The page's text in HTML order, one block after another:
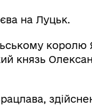
на Луцьк.
королю
князь